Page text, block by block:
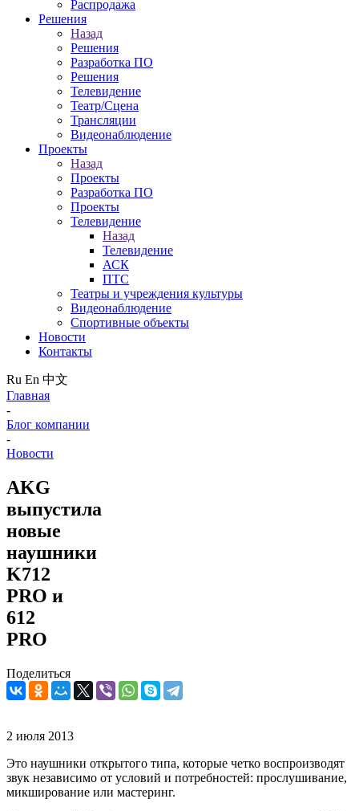
Распродажа
Решения
Назад
Решения
Разработка ПО
Решения
Телевидение
Театр/Сцена
Трансляции
Видеонаблюдение
Проекты
Назад
Проекты
Разработка ПО
Проекты
Телевидение
Назад
Телевидение
АСК
ПТС
Театры и учреждения культуры
Видеонаблюдение
Спортивные объекты
Новости
Контакты
Ru En 中文
Главная
-
Блог компании
-
Новости
AKG
выпустила
новые
наушники
K712
PRO и
612
PRO
Поделиться
2 июля 2013
Это наушники открытого типа, которые четко воспроизводят
звук независимо от условий и потребностей: прослушивание,
микширование или мастеринг.